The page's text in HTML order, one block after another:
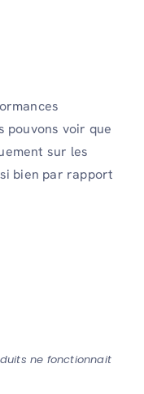
pouvons voir que
sur les
bien par rapport
ne fonctionnait